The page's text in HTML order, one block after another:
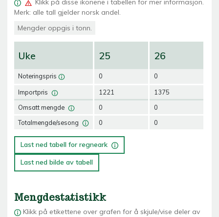
Klikk på disse ikonene i tabellen for mer informasjon.
Merk: alle tall gjelder norsk andel.
Mengder oppgis i tonn.
Uke
Noteringspris
Importpris
Omsatt mengde
Totalmengde/sesong
25
0
1221
0
0
26
0
1375
0
0
Last ned tabell for regneark
Last ned bilde av tabell
Mengdestatistikk
Klikk på etikettene over grafen for å skjule/vise deler av